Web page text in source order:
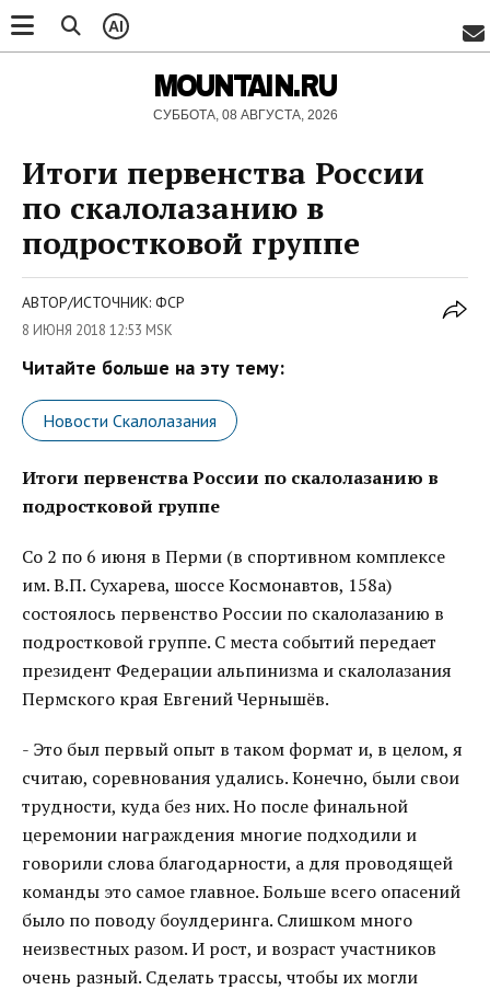
AI
MOUNTAIN.RU
СУББОТА, 08 АВГУСТА, 2026
Итоги первенства России
по скалолазанию в
подростковой группе
АВТОР/ИСТОЧНИК: ФСР
8 ИЮНЯ 2018 12:53 MSK
Читайте больше на эту тему:
Новости Скалолазания
Итоги первенства России по скалолазанию в
подростковой группе
Со 2 по 6 июня в Перми (в спортивном комплексе
им. В.П. Сухарева, шоссе Космонавтов, 158а)
состоялось первенство России по скалолазанию в
подростковой группе. С места событий передает
президент Федерации альпинизма и скалолазания
Пермского края Евгений Чернышёв.
- Это был первый опыт в таком формат и, в целом, я
считаю, соревнования удались. Конечно, были свои
трудности, куда без них. Но после финальной
церемонии награждения многие подходили и
говорили слова благодарности, а для проводящей
команды это самое главное. Больше всего опасений
было по поводу боулдеринга. Слишком много
неизвестных разом. И рост, и возраст участников
очень разный. Сделать трассы, чтобы их могли